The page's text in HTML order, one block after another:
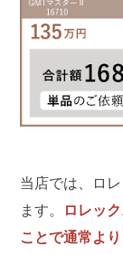
当店では、ロ
ます。
ロレッ
ことで通常よ